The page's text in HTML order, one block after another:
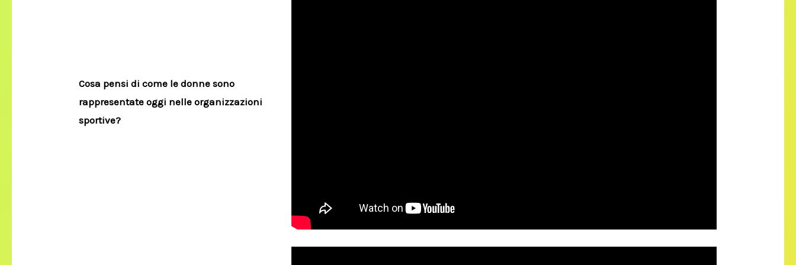
Cosa pensi di come le donne sono
rappresentate oggi nelle organizzazioni
sportive?